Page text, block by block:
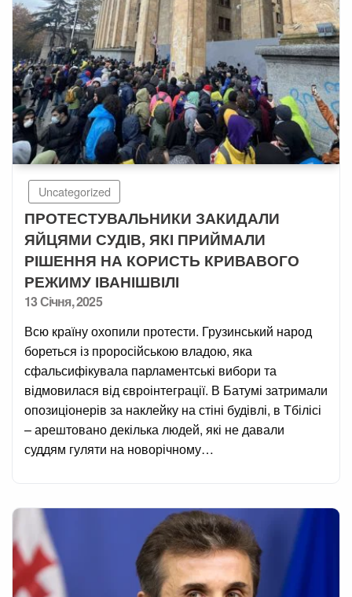
Uncategorized
ПРОТЕСТУВАЛЬНИКИ ЗАКИДАЛИ
ЯЙЦЯМИ СУДІВ, ЯКІ ПРИЙМАЛИ
РІШЕННЯ НА КОРИСТЬ КРИВАВОГО
РЕЖИМУ ІВАНІШВІЛІ
Posted
13 Січня, 2025
Всю країну охопили протести. Грузинський народ
бореться із проросійською владою, яка
сфальсифікувала парламентські вибори та
відмовилася від євроінтеграції. В Батумі затримали
опозиціонерів за наклейку на стіні будівлі, в Тбілісі
– арештовано декілька людей, які не давали
суддям гуляти на новорічному…